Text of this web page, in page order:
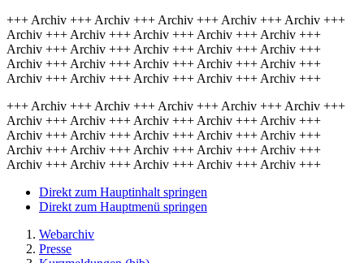
+++ Archiv +++ Archiv +++ Archiv +++ Archiv +++ Archiv +++
Archiv +++ Archiv +++ Archiv +++ Archiv +++ Archiv +++
Archiv +++ Archiv +++ Archiv +++ Archiv +++ Archiv +++
Archiv +++ Archiv +++ Archiv +++ Archiv +++ Archiv +++
Archiv +++ Archiv +++ Archiv +++ Archiv +++ Archiv +++
+++ Archiv +++ Archiv +++ Archiv +++ Archiv +++ Archiv +++
Archiv +++ Archiv +++ Archiv +++ Archiv +++ Archiv +++
Archiv +++ Archiv +++ Archiv +++ Archiv +++ Archiv +++
Archiv +++ Archiv +++ Archiv +++ Archiv +++ Archiv +++
Archiv +++ Archiv +++ Archiv +++ Archiv +++ Archiv +++
Direkt zum Hauptinhalt springen
Direkt zum Hauptmenü springen
Webarchiv
Presse